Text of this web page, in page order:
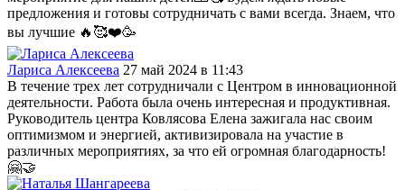
предложения и готовы сотрудничать с вами всегда. Знаем, что
вы лучшие 🔥🥰❤️🥳
Лариса Алексеева 27 май 2024 в 11:43
В течение трех лет сотрудничали с Центром в инновационной
деятельности. Работа была очень интересная и продуктивная.
Руководитель центра Ковлясова Елена зажигала нас своим
оптимизмом и энергией, активизировала на участие в
различных мероприятиях, за что ей огромная благодарность!
🤗🤝